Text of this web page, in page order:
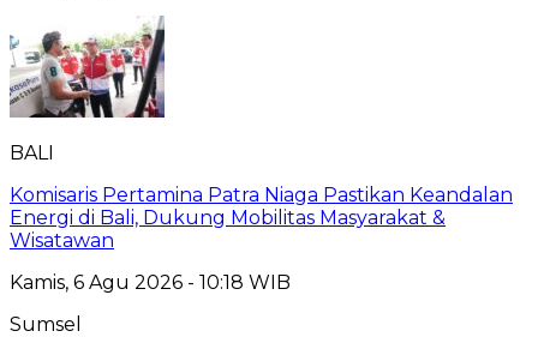
BALI
Komisaris Pertamina Patra Niaga Pastikan Keandalan
Energi di Bali, Dukung Mobilitas Masyarakat &
Wisatawan
Kamis, 6 Agu 2026 - 10:18 WIB
Sumsel